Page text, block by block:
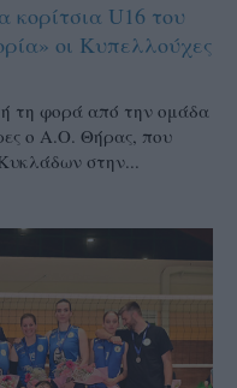
U16 του
οι Κυπελλούχες
τη φορά από την ομάδα
ο Α.Ο. Θήρας, που
στην...